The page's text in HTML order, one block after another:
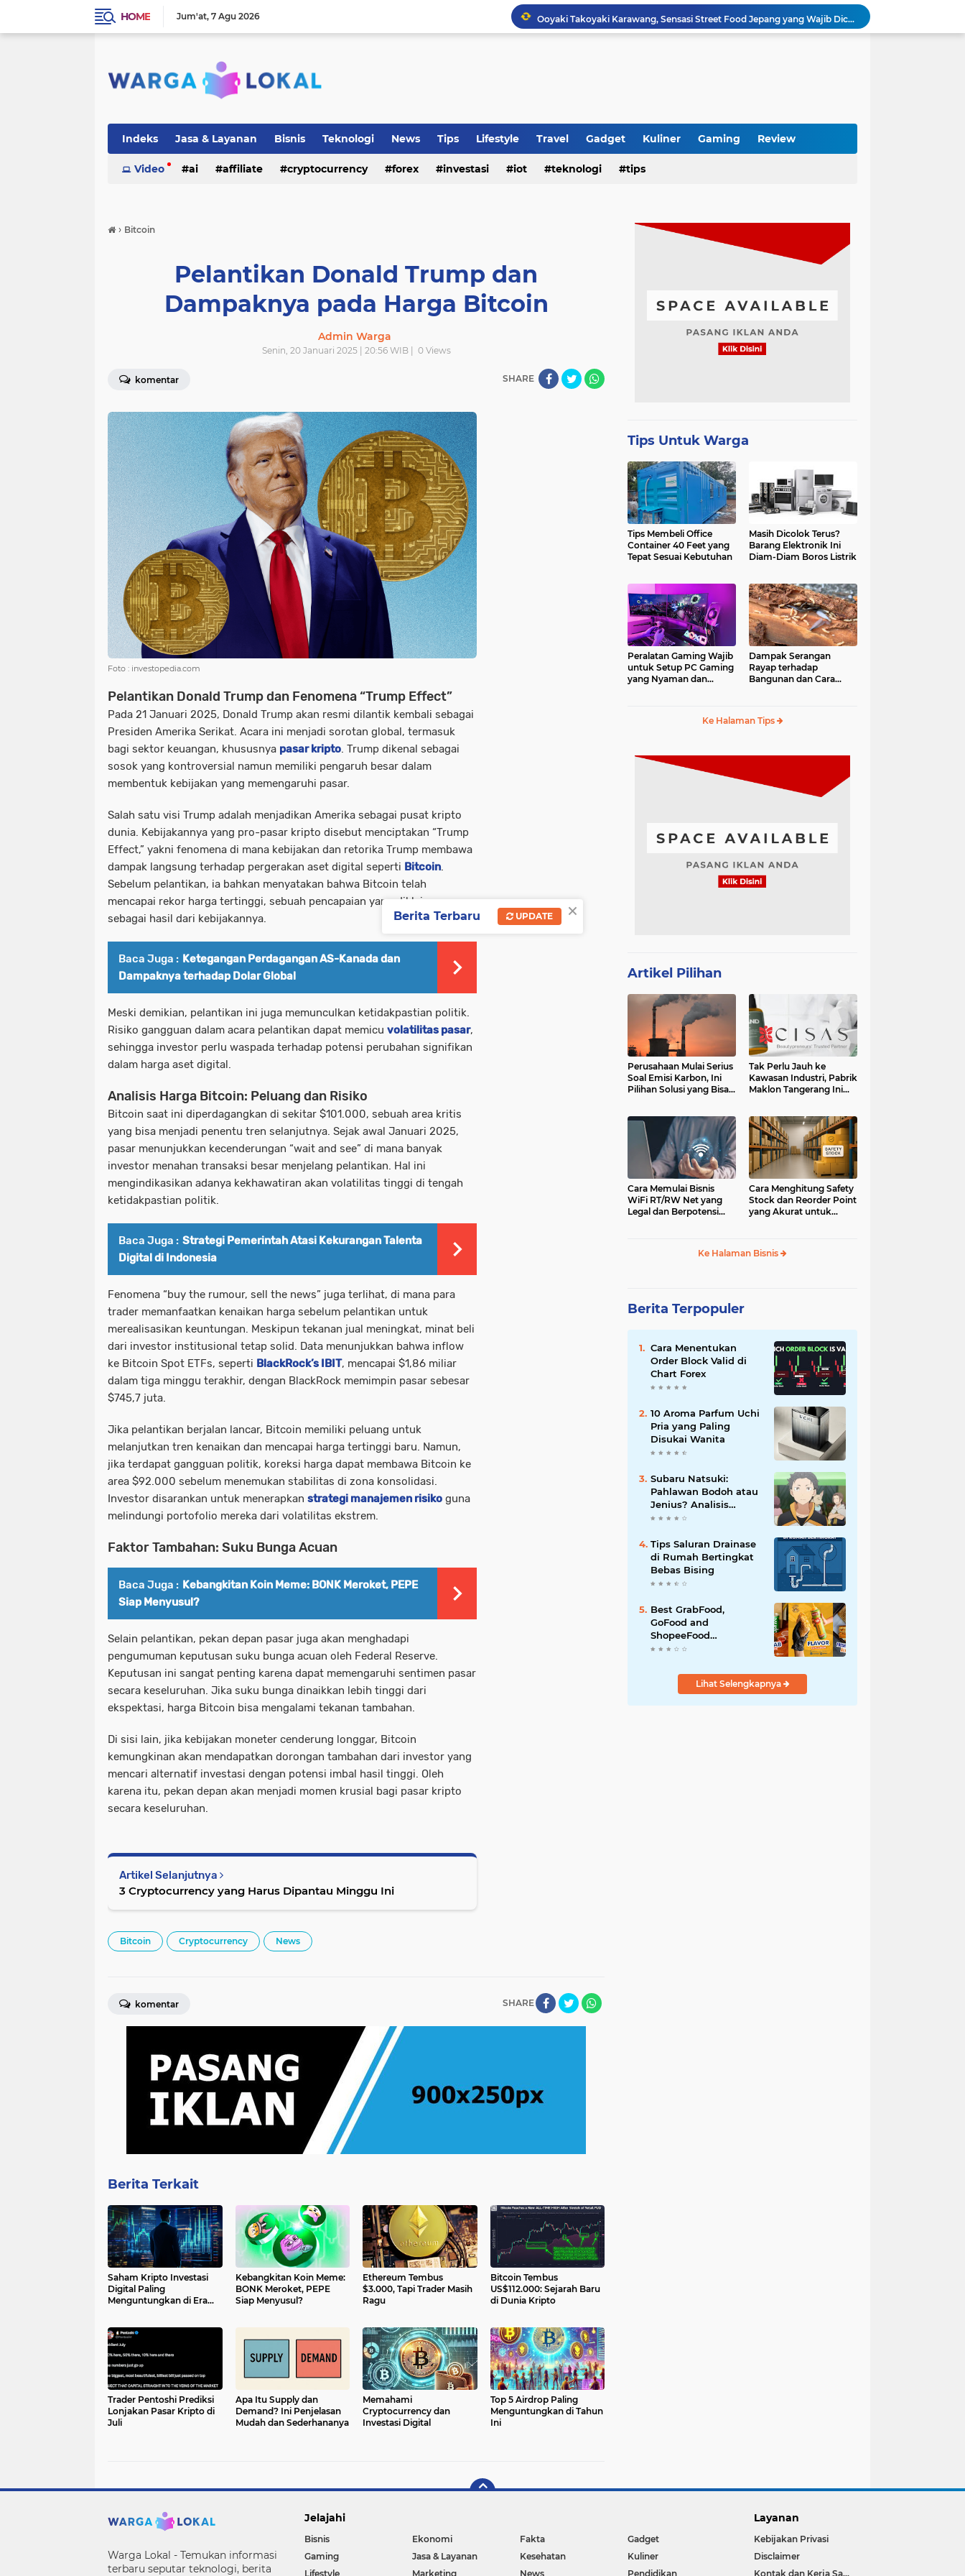
HOME Jum'at 7 Agu 2026
Tips Membeli Office Container 40 Feet yang Tepat Sesuai Kebutuhan
WhatsApp Siapkan Fitur Folder Chat, Inbox Diprediksi Jauh Lebih Rapi
Indeks Jasa & Layanan Bisnis Teknologi News Tips Lifestyle Travel Gadget Kuliner Gaming Review
Video ai affiliate cryptocurrency forex investasi iot teknologi tips
› Bitcoin
Pelantikan Donald Trump dan
Dampaknya pada Harga Bitcoin
Admin Warga
Senin, 20 Januari 2025 | 20:56 WIB | 0Views
komentar SHARE
Foto : investopedia.com
Pelantikan Donald Trump dan Fenomena “Trump Effect”
Pada 21 Januari 2025, Donald Trump akan resmi dilantik kembali sebagai
Presiden Amerika Serikat. Acara ini menjadi sorotan global, termasuk
bagi sektor keuangan, khususnya pasar kripto. Trump dikenal sebagai
sosok yang kontroversial namun memiliki pengaruh besar dalam
membentuk kebijakan yang memengaruhi pasar.
Salah satu visi Trump adalah menjadikan Amerika sebagai pusat kripto
dunia. Kebijakannya yang pro-pasar kripto disebut menciptakan “Trump
Effect,” yakni fenomena di mana kebijakan dan retorika Trump membawa
dampak langsung terhadap pergerakan aset digital seperti Bitcoin.
Sebelum pelantikan, ia bahkan menyatakan bahwa Bitcoin telah
mencapai rekor harga tertinggi, sebuah pencapaian yang diklaimnya
sebagai hasil dari kebijakannya.
Baca Juga : Ketegangan Perdagangan AS-Kanada dan
Dampaknya terhadap Dolar Global
Meski demikian, pelantikan ini juga memunculkan ketidakpastian politik.
Risiko gangguan dalam acara pelantikan dapat memicu volatilitas pasar,
sehingga investor perlu waspada terhadap potensi perubahan signifikan
dalam harga aset digital.
Analisis Harga Bitcoin: Peluang dan Risiko
Bitcoin saat ini diperdagangkan di sekitar $101.000, sebuah area kritis
yang bisa menjadi penentu tren selanjutnya. Sejak awal Januari 2025,
pasar menunjukkan kecenderungan “wait and see” di mana banyak
investor menahan transaksi besar menjelang pelantikan. Hal ini
mengindikasikan adanya kekhawatiran akan volatilitas tinggi di tengah
ketidakpastian politik.
Baca Juga : Strategi Pemerintah Atasi Kekurangan Talenta
Digital di Indonesia
Fenomena “buy the rumour, sell the news” juga terlihat, di mana para
trader memanfaatkan kenaikan harga sebelum pelantikan untuk
merealisasikan keuntungan. Meskipun tekanan jual meningkat, minat beli
dari investor institusional tetap solid. Data menunjukkan bahwa inflow
ke Bitcoin Spot ETFs, seperti BlackRock’s IBIT, mencapai $1,86 miliar
dalam tiga minggu terakhir, dengan BlackRock memimpin pasar sebesar
$745,7 juta.
Jika pelantikan berjalan lancar, Bitcoin memiliki peluang untuk
melanjutkan tren kenaikan dan mencapai harga tertinggi baru. Namun,
jika terdapat gangguan politik, koreksi harga dapat membawa Bitcoin ke
area $92.000 sebelum menemukan stabilitas di zona konsolidasi.
Investor disarankan untuk menerapkan strategi manajemen risiko guna
melindungi portofolio mereka dari volatilitas ekstrem.
Faktor Tambahan: Suku Bunga Acuan
Baca Juga : Kebangkitan Koin Meme: BONK Meroket, PEPE
Siap Menyusul?
Selain pelantikan, pekan depan pasar juga akan menghadapi
pengumuman keputusan suku bunga acuan oleh Federal Reserve.
Keputusan ini sangat penting karena dapat memengaruhi sentimen pasar
secara keseluruhan. Jika suku bunga dinaikkan lebih tinggi dari
ekspektasi, harga Bitcoin bisa mengalami tekanan tambahan.
Di sisi lain, jika kebijakan moneter cenderung longgar, Bitcoin
kemungkinan akan mendapatkan dorongan tambahan dari investor yang
mencari alternatif investasi dengan potensi imbal hasil tinggi. Oleh
karena itu, pekan depan akan menjadi momen krusial bagi pasar kripto
secara keseluruhan.
Artikel Selanjutnya
3 Cryptocurrency yang Harus Dipantau Minggu Ini
Bitcoin Cryptocurrency News
SHARE
komentar
Berita Terkait
Saham Kripto Investasi
Digital Paling
Menguntungkan di Era
Kebangkitan Koin Meme:
BONK Meroket, PEPE
Siap Menyusul?
Ethereum Tembus
$3.000, Tapi Trader Masih
Ragu
Bitcoin Tembus
US$112.000: Sejarah Baru
di Dunia Kripto
Trader Pentoshi Prediksi
Lonjakan Pasar Kripto di
Juli
Apa Itu Supply dan
Demand? Ini Penjelasan
Mudah dan Sederhananya
Memahami
Cryptocurrency dan
Investasi Digital
Top 5 Airdrop Paling
Menguntungkan di Tahun
Ini
Tips Untuk Warga
Tips Membeli Office
Container 40 Feet yang
Tepat Sesuai Kebutuhan
Masih Dicolok Terus?
Barang Elektronik Ini
Diam-Diam Boros Listrik
Peralatan Gaming Wajib
untuk Setup PC Gaming
yang Nyaman dan
Dampak Serangan
Rayap terhadap
Bangunan dan Cara
Ke Halaman Tips
Artikel Pilihan
Perusahaan Mulai Serius
Soal Emisi Karbon, Ini
Pilihan Solusi yang Bisa
Tak Perlu Jauh ke
Kawasan Industri, Pabrik
Maklon Tangerang Ini
Cara Memulai Bisnis
WiFi RT/RW Net yang
Legal dan Berpotensi
Cara Menghitung Safety
Stock dan Reorder Point
yang Akurat untuk
Ke Halaman Bisnis
Berita Terpopuler
Cara Menentukan
Order Block Valid di
Chart Forex
10 Aroma Parfum Uchi
Pria yang Paling
Disukai Wanita
Subaru Natsuki:
Pahlawan Bodoh atau
Jenius? Analisis
Karakter Re:Zero
Tips Saluran Drainase
di Rumah Bertingkat
Bebas Bising
Best GrabFood,
GoFood and
ShopeeFood
Restaurants in Bali for
Lihat Selengkapnya
Warga Lokal - Temukan informasi
terbaru seputar teknologi, berita
Jelajahi
Bisnis Ekonomi Fakta
Gadget
Gaming
Jasa & Layanan Kesehatan
Kuliner
Lifestyle
Marketing News Pendidikan
Layanan
Kebijakan Privasi
Disclaimer
Kontak dan Kerja Sama
×
Berita Terbaru UPDATE